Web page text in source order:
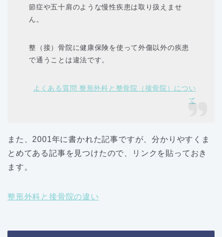
節症や五十肩のような慢性疾患は取り扱えませ
ん。
整（接）骨院に健康保険を使って外傷以外の疾患
で通うことは違法です。
よくある質問 整形外科と整骨院（接骨院）につい
て
また、2001年に書かれた記事ですが、分かりやすくま
とめてある記事を見つけたので、リンクを貼っておき
ます。
整形外科と接骨院の違い